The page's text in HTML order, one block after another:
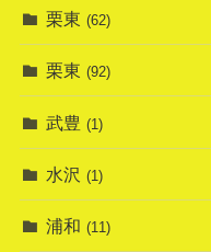
栗東 (62)
栗東 (92)
武豊 (1)
水沢 (1)
浦和 (11)